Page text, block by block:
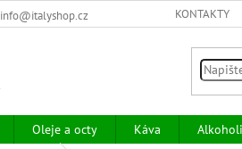
info@italyshop.cz KONTAKTY
Oleje a octy Káva